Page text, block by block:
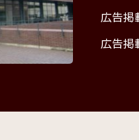
広告掲
広告掲